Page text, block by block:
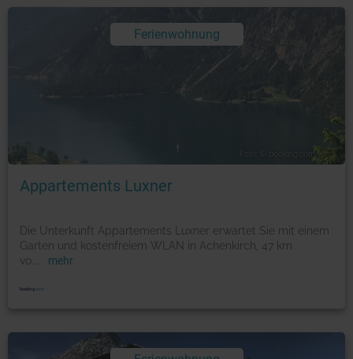
Ferienwohnung
Appartements Luxner
Die Unterkunft Appartements Luxner erwartet Sie mit einem
Garten und kostenfreiem WLAN in Achenkirch, 47 km
vo
mehr